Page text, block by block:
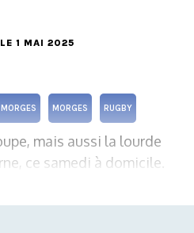
1 MAI 2025
MORGES RUGBY
mais aussi la lourde
ce samedi à domicile.